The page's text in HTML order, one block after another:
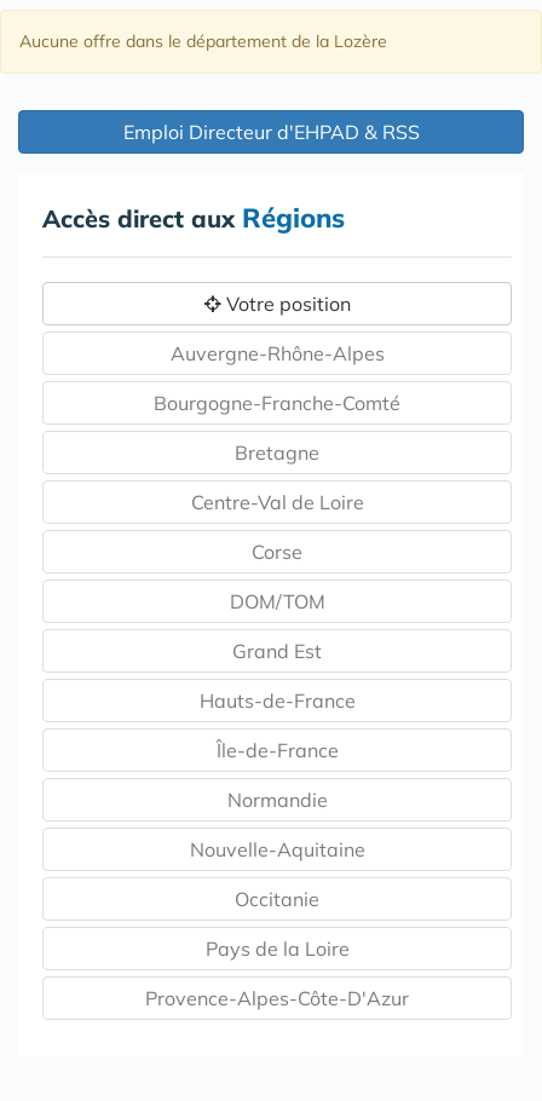
Aucune offre dans le département de la Lozère
Emploi Directeur d'EHPAD & RSS
Accès direct aux Régions
Votre position
Auvergne-Rhône-Alpes
Bourgogne-Franche-Comté
Bretagne
Centre-Val de Loire
Corse
DOM/TOM
Grand Est
Hauts-de-France
Île-de-France
Normandie
Nouvelle-Aquitaine
Occitanie
Pays de la Loire
Provence-Alpes-Côte-D'Azur